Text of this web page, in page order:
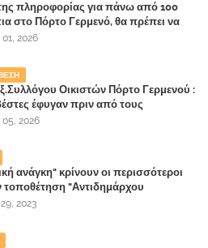
πληροφορίας για πάνω από 100
στο Πόρτο Γερμενό, θα πρέπει να
ευθύνες για την ολοσχερή
της Αττικής
2026
Οικιστών Πόρτο Γερμενού :
έφυγαν πριν από τους
2026
ανάγκη" κρίνουν οι περισσότεροι
τοποθέτηση "Αντιδημάρχου
στο Δήμο Μάνδρας-Ειδυλλίας!
2023